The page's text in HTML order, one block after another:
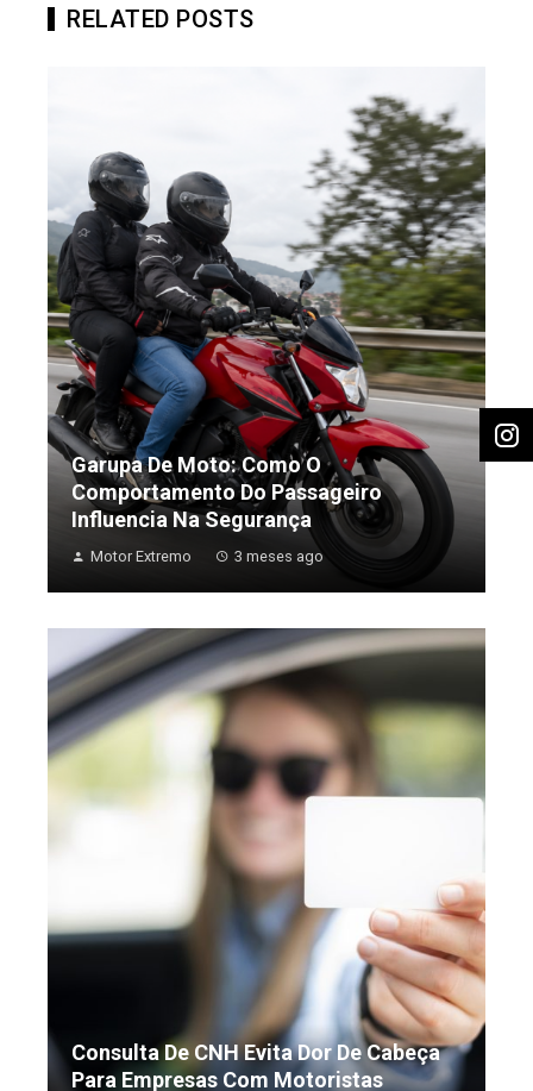
RELATED POSTS
Garupa De Moto: Como O
Comportamento Do Passageiro
Influencia Na Segurança
Motor Extremo 3 meses ago
Consulta De CNH Evita Dor De Cabeça
Para Empresas Com Motoristas